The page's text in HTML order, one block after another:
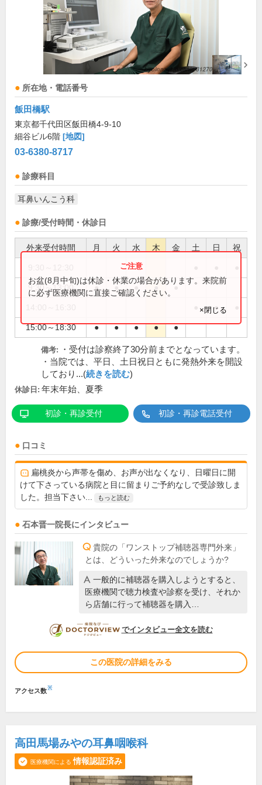
所在地・電話番号
飯田橋駅
東京都千代田区飯田橋4-9-10
細谷ビル6階 [地図]
03-6380-8717
診療科目
耳鼻いんこう科
診療/受付時間・休診日
外来受付時間 月 火 水 木 金 土 日 祝
9:30～13:00 ● ● ● ● ●
●
15:00～18:30 ● ● ● ● ●
お盆(8月中旬)は休診・休業の場合があります。来院前
に必ず医療機関に直接ご確認ください。
×閉じる
備考:
・受付は診察終了30分前までとなっています。
・当院では、平日、土日祝日ともに発熱外来を開設
しており...(続きを読む)
休診日: 年末年始、夏季
初診・再診受付 初診・再診電話受付
口コミ
扁桃炎から声帯を傷め、お声が出なくなり、日曜日に開
けて下さっている病院と目に留まりご予約なしで受診致しま
した。担当下さい...
もっと読む
石本晋一院長にインタビュー
貴院の「ワンストップ補聴器専門外来」
とは、どういった外来なのでしょうか?
一般的に補聴器を購入しようとすると、
医療機関で聴力検査や診察を受け、それか
ら店舗に行って補聴器を購入…
DOCTORVIEW
でインタビュー全文を読む
この医院の詳細をみる
アクセス数※
高田馬場みやの耳鼻咽喉科
医療機関による 情報認証済み